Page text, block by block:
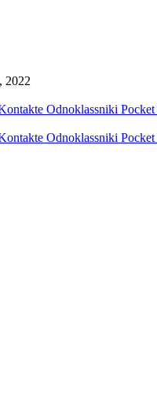
2022
Odnoklassniki Pocket
Odnoklassniki Pocket